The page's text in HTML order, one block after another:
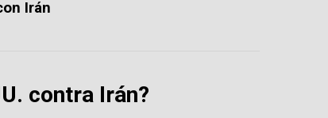
Irán
contra Irán?